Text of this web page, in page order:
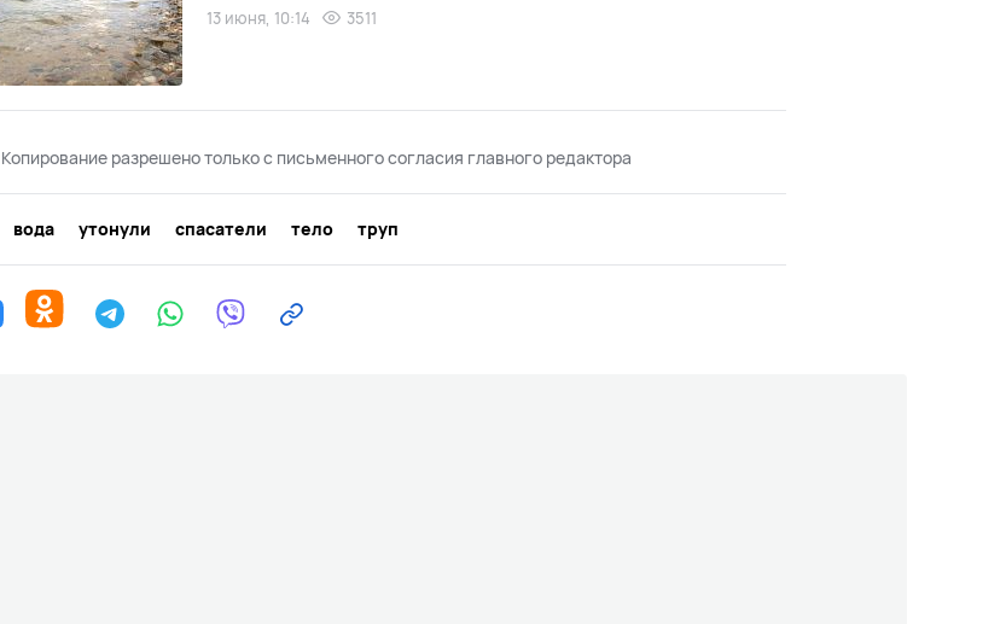
13 июня, 10:14 3511
Копирование разрешено только с письменного согласия главного редактора
вода утонули спасатели тело труп